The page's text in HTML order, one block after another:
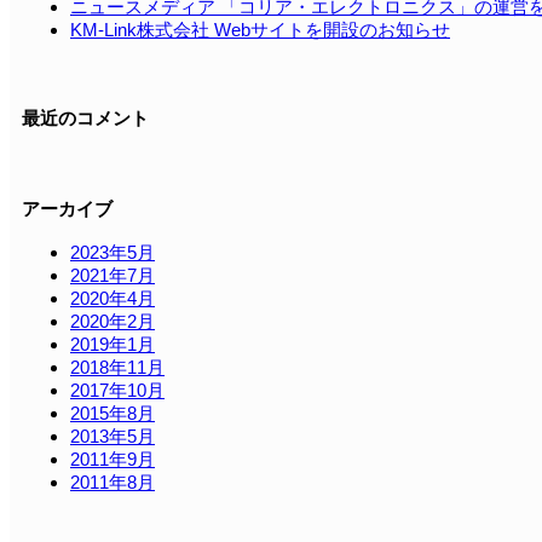
ニュースメディア 「コリア・エレクトロニクス」の運営
KM-Link株式会社 Webサイトを開設のお知らせ
最近のコメント
アーカイブ
2023年5月
2021年7月
2020年4月
2020年2月
2019年1月
2018年11月
2017年10月
2015年8月
2013年5月
2011年9月
2011年8月